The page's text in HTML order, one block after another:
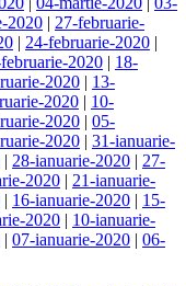
2020 | 27-februarie-
| 24-februarie-2020 |
2020 | 18-
2020 | 13-
2020 | 10-
2020 | 05-
2020 | 31-ianuarie-
| 28-ianuarie-2020 | 27-
2020 | 21-ianuarie-
| 16-ianuarie-2020 | 15-
2020 | 10-ianuarie-
| 07-ianuarie-2020 | 06-